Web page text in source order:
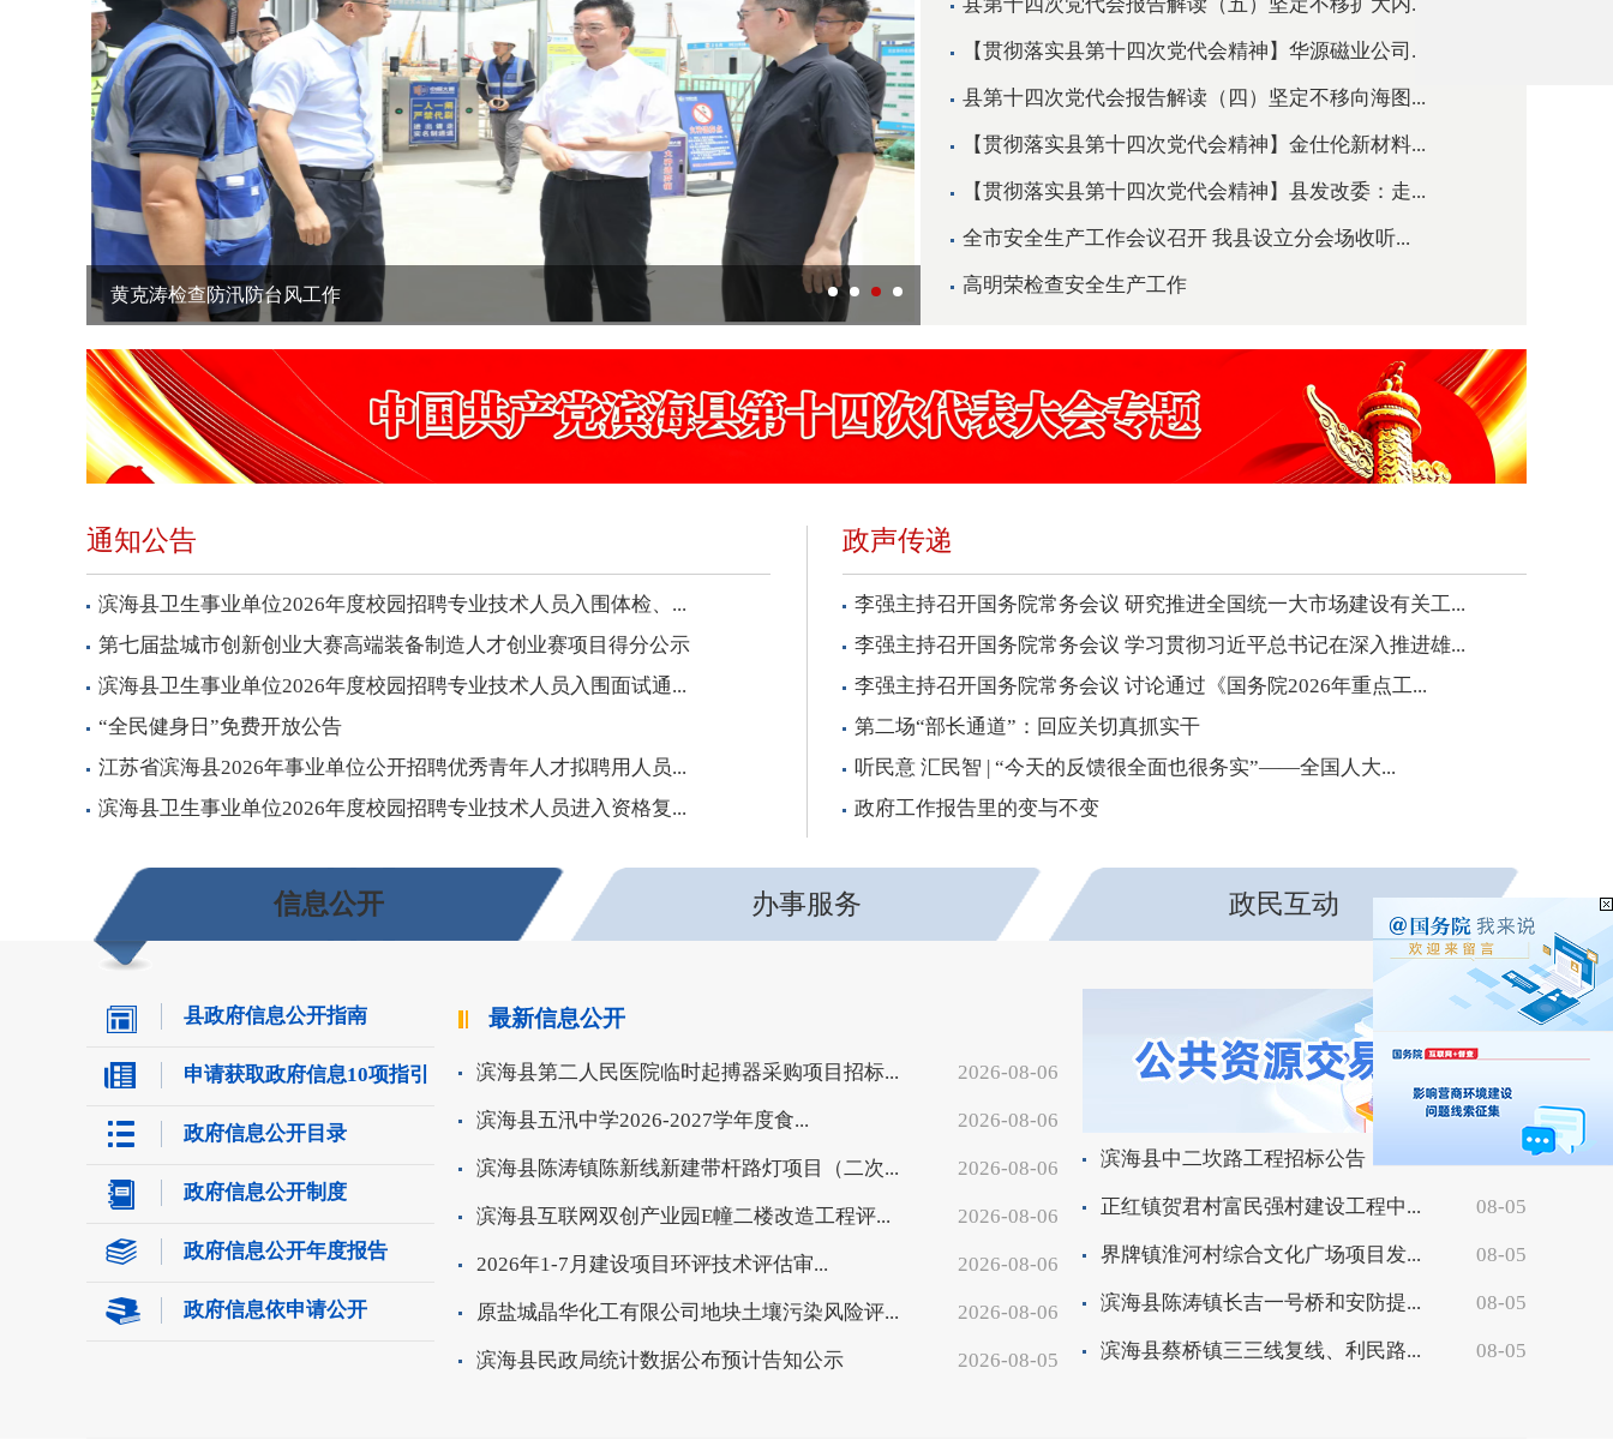
黄克涛检查防汛防台风工作 黄克涛调研重大项目推进情况
【贯彻落实县第十四次党代会精神】华源磁业公司...
县第十四次党代会报告解读（四）坚定不移向海图...
【贯彻落实县第十四次党代会精神】金仕伦新材料...
【贯彻落实县第十四次党代会精神】县发改委：走...
全市安全生产工作会议召开 我县设立分会场收听...
高明荣检查安全生产工作
通知公告
滨海县卫生事业单位2026年度校园招聘专业技术人员入围体检、...
第七届盐城市创新创业大赛高端装备制造人才创业赛项目得分公示
滨海县卫生事业单位2026年度校园招聘专业技术人员入围面试通...
“全民健身日”免费开放公告
江苏省滨海县2026年事业单位公开招聘优秀青年人才拟聘用人员...
滨海县卫生事业单位2026年度校园招聘专业技术人员进入资格复...
政声传递
李强主持召开国务院常务会议 研究推进全国统一大市场建设有关工...
李强主持召开国务院常务会议 学习贯彻习近平总书记在深入推进雄...
李强主持召开国务院常务会议 讨论通过《国务院2026年重点工...
第二场“部长通道”：回应关切真抓实干
听民意 汇民智 | “今天的反馈很全面也很务实”——全国人大...
政府工作报告里的变与不变
信息公开 办事服务 政民互动
县政府信息公开指南
申请获取政府信息10项指引
政府信息公开目录
政府信息公开制度
政府信息公开年度报告
政府信息依申请公开
最新信息公开
滨海县第二人民医院临时起搏器采购项目招标... 2026-08-06
滨海县五汛中学2026-2027学年度食... 2026-08-06
滨海县陈涛镇陈新线新建带杆路灯项目（二次... 2026-08-06
滨海县互联网双创产业园E幢二楼改造工程评... 2026-08-06
2026年1-7月建设项目环评技术评估审... 2026-08-06
原盐城晶华化工有限公司地块土壤污染风险评... 2026-08-06
滨海县民政局统计数据公布预计告知公示 2026-08-05
滨海县中二坎路工程招标公告 08-05
正红镇贺君村富民强村建设工程中... 08-05
界牌镇淮河村综合文化广场项目发... 08-05
滨海县陈涛镇长吉一号桥和安防提... 08-05
滨海县蔡桥镇三三线复线、利民路... 08-05